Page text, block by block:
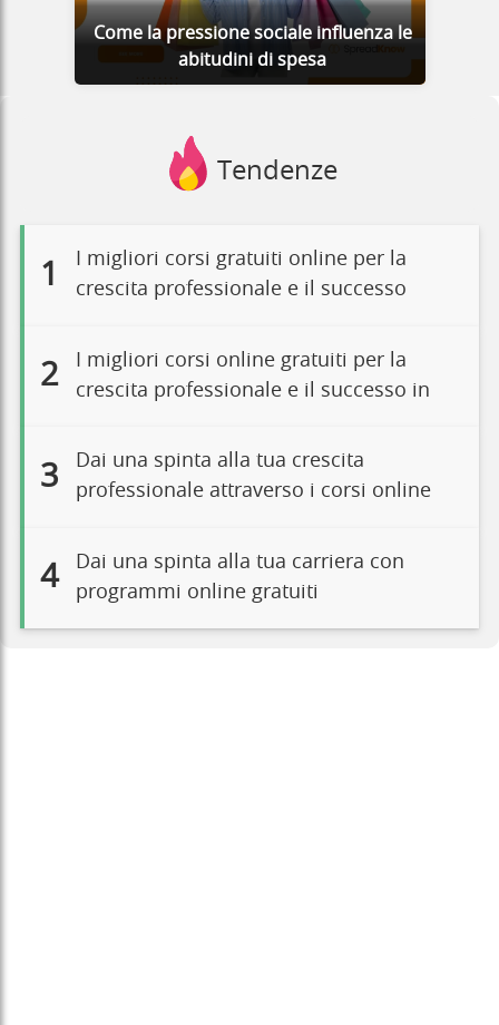
Come la pressione sociale influenza le
abitudini di spesa
Tendenze
1
I migliori corsi gratuiti online per la
crescita professionale e il successo
2
I migliori corsi online gratuiti per la
crescita professionale e il successo in
3
Dai una spinta alla tua crescita
professionale attraverso i corsi online
4
Dai una spinta alla tua carriera con
programmi online gratuiti